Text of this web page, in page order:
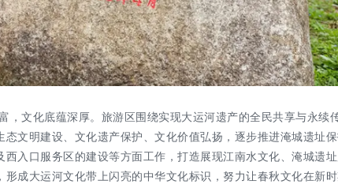
，文化底蕴深厚。旅游区围绕实现大运河遗产的全民共享与永续
文明建设、文化遗产保护、文化价值弘扬，逐步推进淹城遗址
入口服务区的建设等方面工作，打造展现江南水文化、淹城遗
成大运河文化带上闪亮的中华文化标识，努力让春秋文化在新